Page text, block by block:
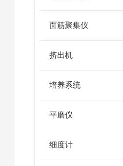
面筋聚集仪
挤出机
培养系统
平磨仪
细度计